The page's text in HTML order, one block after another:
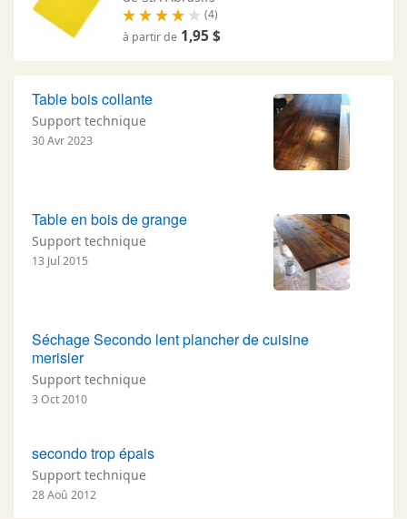
(4)
à partir de 1,95 $
Table bois collante
Support technique
30 Avr 2023
Table en bois de grange
Support technique
13 Jul 2015
Séchage Secondo lent plancher de cuisine
merisier
Support technique
3 Oct 2010
secondo trop épais
Support technique
28 Aoû 2012